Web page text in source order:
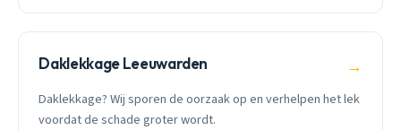
Daklekkage Leeuwarden →
Daklekkage? Wij sporen de oorzaak op en verhelpen het lek
voordat de schade groter wordt.